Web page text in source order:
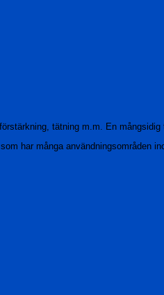
tätning m.m. En
har många användningsområden